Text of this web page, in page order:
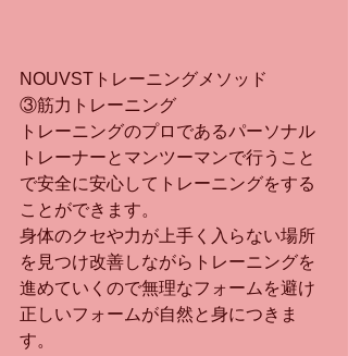
NOUVSTトレーニングメソッド
③筋力トレーニング
トレーニングのプロであるパーソナル
トレーナーとマンツーマンで行うこと
で安全に安心してトレーニングをする
ことができます。
身体のクセや力が上手く入らない場所
を見つけ改善しながらトレーニングを
進めていくので無理なフォームを避け
正しいフォームが自然と身につきま
す。